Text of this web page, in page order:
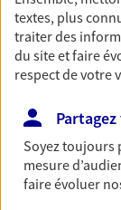
Horaires :
Ouvre à
textes, plus
traiter des
du site et faire
respect de votre
Soyez toujours
mesure
faire évoluer